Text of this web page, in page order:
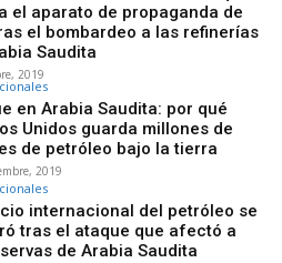
el aparato de propaganda de
el bombardeo a las refinerías
Saudita
2019
en Arabia Saudita: por qué
Unidos guarda millones de
de petróleo bajo la tierra
2019
internacional del petróleo se
tras el ataque que afectó a
de Arabia Saudita